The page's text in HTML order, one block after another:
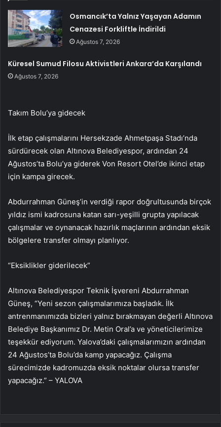
Osmancık’ta Yalnız Yaşayan Adamın
Cenazesi Forkliftle İndirildi
Ağustos 7, 2026
Küresel Sumud Filosu Aktivistleri Ankara’da Karşılandı
Ağustos 7, 2026
Takım Bolu’ya gidecek
İlk etap çalışmalarını Hersekzade Ahmetpaşa Stadı’nda
sürdürecek olan Altınova Belediyespor, ardından 24
Ağustos’ta Bolu’ya giderek Von Resort Otel’de ikinci etap
için kampa girecek.
Abdurrahman Güneş’in verdiği rapor doğrultusunda birçok
yıldız ismi kadrosuna katan sarı-yeşilli grupta yapılacak
çalışmalar ve oynanacak hazırlık maçlarının ardından eksik
bölgelere transfer olmayı planlıyor.
“Eksiklikler giderilecek”
Altınova Belediyespor Teknik İşvereni Abdurrahman
Güneş, “Yeni sezon çalışmalarımıza başladık. İlk
antrenmanımızda bizleri yalnız bırakmayan değerli Altınova
Belediye Başkanımız Dr. Metin Oral’a ve yöneticilerimize
teşekkür ediyorum. Yalova’daki çalışmalarımızın ardından
24 Ağustos’ta Bolu’da kamp yapacağız. Çalışma
sürecimizde kadromuzda eksik noktalar olursa transfer
yapacağız.” – YALOVA